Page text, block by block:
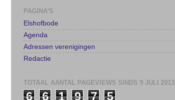
PAGINA'S
Elshofbode
Agenda
Adressen verenigingen
Redactie
TOTAAL AANTAL PAGEVIEWS SINDS 9 JULI 2013
6 6 1 9 7 5